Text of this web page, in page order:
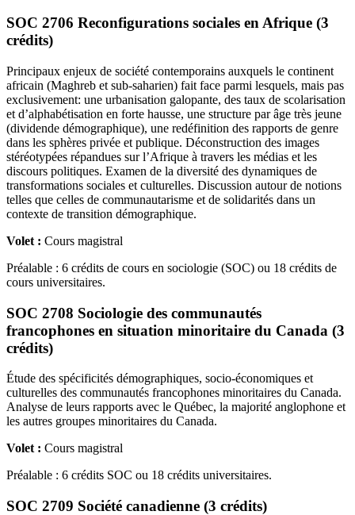
SOC 2706 Reconfigurations sociales en Afrique (3
crédits)
Principaux enjeux de société contemporains auxquels le continent
africain (Maghreb et sub-saharien) fait face parmi lesquels, mais pas
exclusivement: une urbanisation galopante, des taux de scolarisation
et d’alphabétisation en forte hausse, une structure par âge très jeune
(dividende démographique), une redéfinition des rapports de genre
dans les sphères privée et publique. Déconstruction des images
stéréotypées répandues sur l’Afrique à travers les médias et les
discours politiques. Examen de la diversité des dynamiques de
transformations sociales et culturelles. Discussion autour de notions
telles que celles de communautarisme et de solidarités dans un
contexte de transition démographique.
Volet : Cours magistral
Préalable : 6 crédits de cours en sociologie (SOC) ou 18 crédits de
cours universitaires.
SOC 2708 Sociologie des communautés
francophones en situation minoritaire du Canada (3
crédits)
Étude des spécificités démographiques, socio-économiques et
culturelles des communautés francophones minoritaires du Canada.
Analyse de leurs rapports avec le Québec, la majorité anglophone et
les autres groupes minoritaires du Canada.
Volet : Cours magistral
Préalable : 6 crédits SOC ou 18 crédits universitaires.
SOC 2709 Société canadienne (3 crédits)